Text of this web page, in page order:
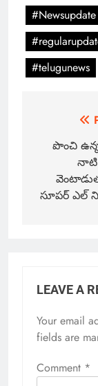
#Newsupdate
#telugunews
పొంచి
నాటి
సూపర్ ఎల్
LEAVE A
Your email
fields are
Comment *